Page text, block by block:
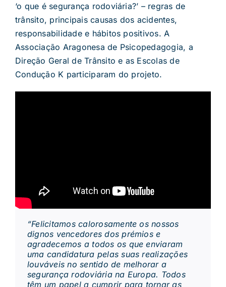
‘o que é segurança rodoviária?’ – regras de
trânsito, principais causas dos acidentes,
responsabilidade e hábitos positivos. A
Associação Aragonesa de Psicopedagogia, a
Direção Geral de Trânsito e as Escolas de
Condução K participaram do projeto.
“Felicitamos calorosamente os nossos
dignos vencedores dos prémios e
agradecemos a todos os que enviaram
uma candidatura pelas suas realizações
louváveis ​​no sentido de melhorar a
segurança rodoviária na Europa. Todos
têm um papel a cumprir para tornar as